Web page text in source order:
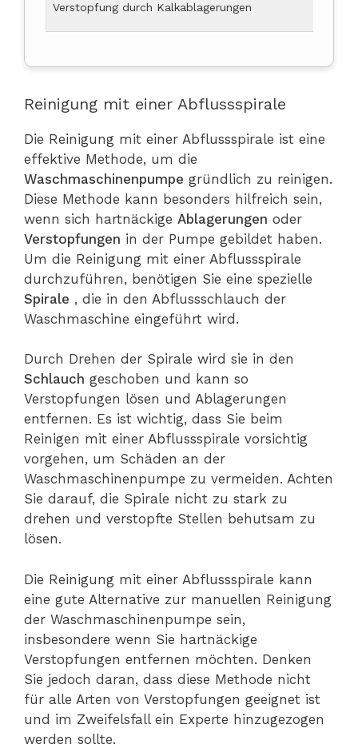
Verstopfung durch Kalkablagerungen
Reinigung mit einer Abflussspirale
Die Reinigung mit einer Abflussspirale ist eine
effektive Methode, um die
Waschmaschinenpumpe gründlich zu reinigen.
Diese Methode kann besonders hilfreich sein,
wenn sich hartnäckige Ablagerungen oder
Verstopfungen in der Pumpe gebildet haben.
Um die Reinigung mit einer Abflussspirale
durchzuführen, benötigen Sie eine spezielle
Spirale , die in den Abflussschlauch der
Waschmaschine eingeführt wird.
Durch Drehen der Spirale wird sie in den
Schlauch geschoben und kann so
Verstopfungen lösen und Ablagerungen
entfernen. Es ist wichtig, dass Sie beim
Reinigen mit einer Abflussspirale vorsichtig
vorgehen, um Schäden an der
Waschmaschinenpumpe zu vermeiden. Achten
Sie darauf, die Spirale nicht zu stark zu
drehen und verstopfte Stellen behutsam zu
lösen.
Die Reinigung mit einer Abflussspirale kann
eine gute Alternative zur manuellen Reinigung
der Waschmaschinenpumpe sein,
insbesondere wenn Sie hartnäckige
Verstopfungen entfernen möchten. Denken
Sie jedoch daran, dass diese Methode nicht
für alle Arten von Verstopfungen geeignet ist
und im Zweifelsfall ein Experte hinzugezogen
werden sollte.